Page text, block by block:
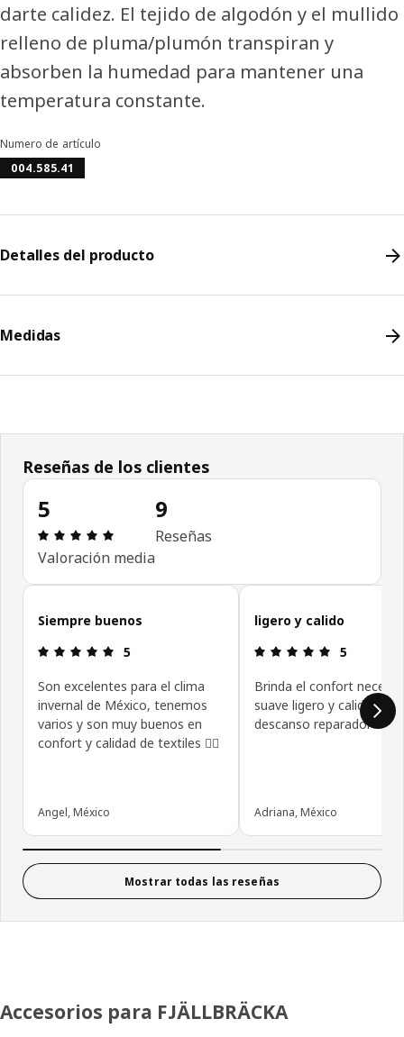
darte calidez. El tejido de algodón y el mullido
relleno de pluma/plumón transpiran y
absorben la humedad para mantener una
temperatura constante.
Numero de artículo
004.585.41
Detalles del producto
Medidas
Reseñas de los clientes
5
Revisión: 5 fuera de 5 estrellas. Revisiones
Valoración media
9
Reseñas
Omitir reseñas de clientes
Siempre buenos
Revisión: 5 fuera de 5 estrellas.
5
Son excelentes para el clima
invernal de México, tenemos
varios y son muy buenos en
confort y calidad de textiles 👍🏼
Angel, México
ligero y calido
Revisión:
5
Brinda el confort
suave ligero y calido
descanso reparador
Adriana, México
Mostrar todas las reseñas
Accesorios para FJÄLLBRÄCKA